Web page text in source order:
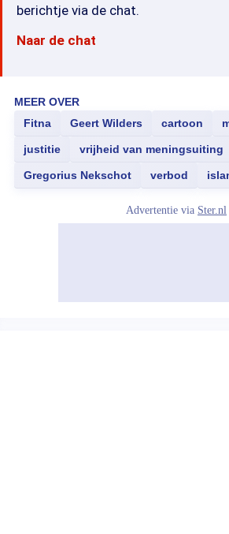
berichtje via de chat.
Naar de chat
MEER OVER
Fitna
Geert Wilders cartoon
justitie vrijheid van meningsuiting
Gregorius Nekschot verbod
Advertentie via Ster.nl